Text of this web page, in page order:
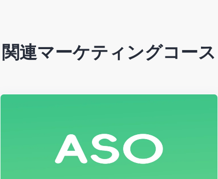
関連マーケティングコース